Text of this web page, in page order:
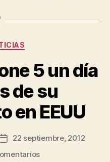
5 un día
de su
en EEUU
Fecha22 septiembre, 2012
en